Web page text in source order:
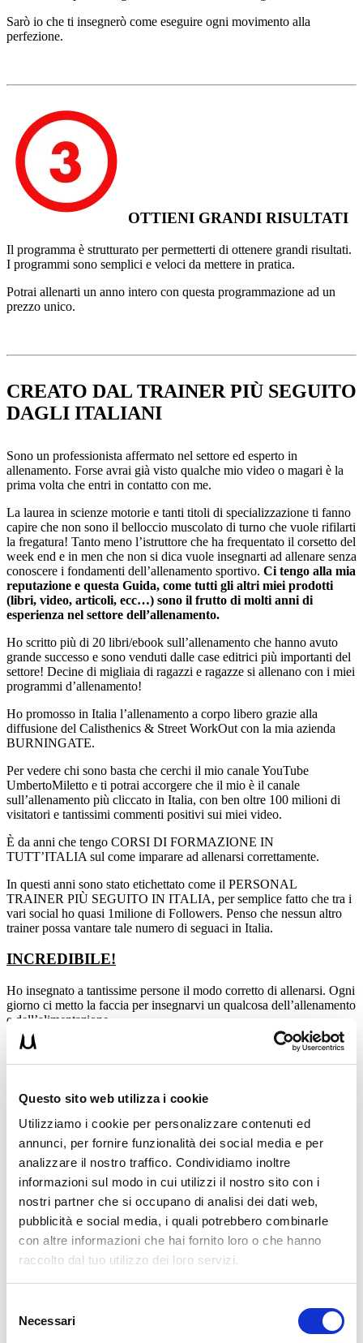
Questo sito web utilizza i cookie
Utilizziamo i cookie per personalizzare contenuti ed
annunci, per fornire funzionalità dei social media e per
analizzare il nostro traffico. Condividiamo inoltre
informazioni sul modo in cui utilizzi il nostro sito con i
nostri partner che si occupano di analisi dei dati web,
pubblicità e social media, i quali potrebbero combinarle
con altre informazioni che hai fornito loro o che hanno
raccolto dal tuo utilizzo dei loro servizi.
delNecessari
Sarò io che ti insegnerò come eseguire ogni movimento alla
perfezione.
OTTIENI GRANDI RISULTATI
Il programma è strutturato per permetterti di ottenere grandi risultati.
I programmi sono semplici e veloci da mettere in pratica.
Potrai allenarti un anno intero con questa programmazione ad un
prezzo unico.
CREATO DAL TRAINER PIÙ SEGUITO
DAGLI ITALIANI
Sono un professionista affermato nel settore ed esperto in
allenamento. Forse avrai già visto qualche mio video o magari è la
prima volta che entri in contatto con me.
La laurea in scienze motorie e tanti titoli di specializzazione ti fanno
capire che non sono il belloccio muscolato di turno che vuole rifilarti
la fregatura! Tanto meno l’istruttore che ha frequentato il corsetto del
week end e in men che non si dica vuole insegnarti ad allenare senza
conoscere i fondamenti dell’allenamento sportivo. Ci tengo alla mia
reputazione e questa Guida, come tutti gli altri miei prodotti
(libri, video, articoli, ecc…) sono il frutto di molti anni di
esperienza nel settore dell’allenamento.
Ho scritto più di 20 libri/ebook sull’allenamento che hanno avuto
grande successo e sono venduti dalle case editrici più importanti del
settore! Decine di migliaia di ragazzi e ragazze si allenano con i miei
programmi d’allenamento!
Ho promosso in Italia l’allenamento a corpo libero grazie alla
diffusione del Calisthenics & Street WorkOut con la mia azienda
BURNINGATE.
Per vedere chi sono basta che cerchi il mio canale YouTube
UmbertoMiletto e ti potrai accorgere che il mio è il canale
sull’allenamento più cliccato in Italia, con ben oltre 100 milioni di
visitatori e tantissimi commenti positivi sui miei video.
È da anni che tengo CORSI DI FORMAZIONE IN
TUTT’ITALIA sul come imparare ad allenarsi correttamente.
In questi anni sono stato etichettato come il PERSONAL
TRAINER PIÙ SEGUITO IN ITALIA, per semplice fatto che tra i
vari social ho quasi 1milione di Followers. Penso che nessun altro
trainer possa vantare tale numero di seguaci in Italia.
INCREDIBILE!
Ho insegnato a tantissime persone il modo corretto di allenarsi. Ogni
giorno ci metto la faccia per insegnarvi un qualcosa dell’allenamento
e dell’alimentazione.
Sono diventato un po’ il Personal Trainer degli italiani. Sarò lieto di
poter allenare anche te!
Sono sicuro che con questi programmi
d’allenamento potrai ottenere grandi cose. Io metto
la mia esperienza, tu ci metti un po’ di impegno e tra
qualche settimana stiamo a parlare dei tuoi risultati.
PERCHÈ UN PREZZO COSÌ BASSO
Non sai in quanti mi chiedono ma veramente costa solo così? Con
tutto quello che offri potevi metterlo anche ad un prezzo più alto che
l’avrei preso.